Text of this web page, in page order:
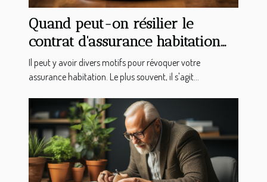
Quand peut-on résilier le
contrat d'assurance habitation
ou appartement ?
Il peut y avoir divers motifs pour révoquer votre
assurance habitation. Le plus souvent, il s'agit...